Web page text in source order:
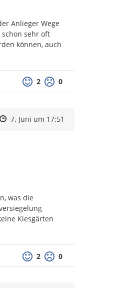
Anlieger Wege
sehr oft
können, auch
Positive Bewertung
2 Negative
0
Zeitpunkt des Erstellens
Zeitpunkt des Erstellens
7. Juni um 17:51
was die
Kiesgärten
Positive Bewertung
2 Negative
0